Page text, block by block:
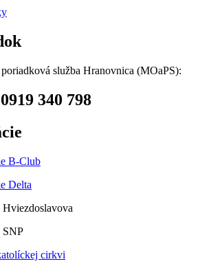
služba Hranovnica (MOaPS):
0919 340 798
B-Club
Delta
SNP
cirkvi